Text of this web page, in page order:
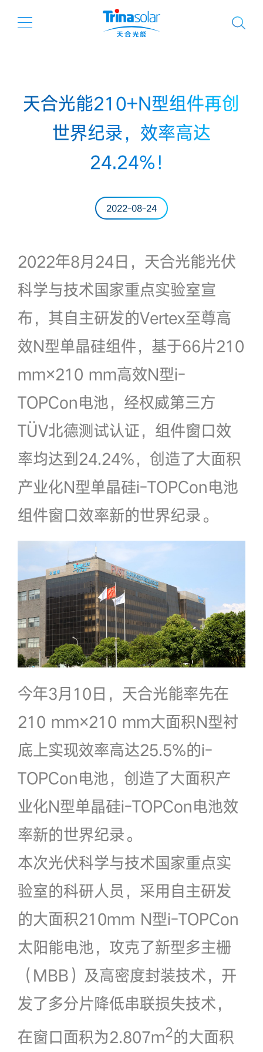
天合光能210+N型组件再创
世界纪录，效率高达
24.24%！
2022-08-24
2022年8月24日，天合光能光伏
科学与技术国家重点实验室宣
布，其自主研发的Vertex至尊高
效N型单晶硅组件，基于66片210
mm×210 mm高效N型i-
TOPCon电池，经权威第三方
TÜV北德测试认证，组件窗口效
率均达到24.24%，创造了大面积
产业化N型单晶硅i-TOPCon电池
组件窗口效率新的世界纪录。
今年3月10日，天合光能率先在
210 mm×210 mm大面积N型衬
底上实现效率高达25.5%的i-
TOPCon电池，创造了大面积产
业化N型单晶硅i-TOPCon电池效
率新的世界纪录。
本次光伏科学与技术国家重点实
验室的科研人员，采用自主研发
的大面积210mm N型i-TOPCon
太阳能电池，攻克了新型多主栅
（MBB）及高密度封装技术，开
发了多分片降低串联损失技术，
在窗口面积为2.807m2的大面积